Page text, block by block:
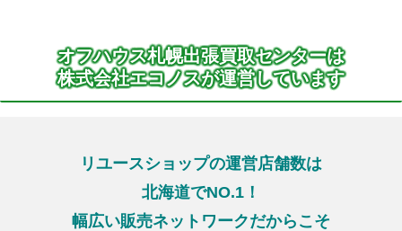
オフハウス札幌出張買取センターは
株式会社エコノスが運営しています
リユースショップの運営店舗数は
北海道でNO.1！
幅広い販売ネットワークだからこそ